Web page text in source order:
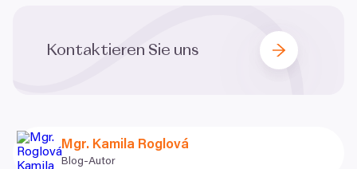
Kontaktieren Sie uns
Mgr. Kamila Roglová
Blog-Autor